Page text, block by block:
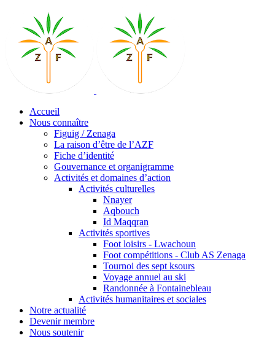
Accueil
Nous connaître
Figuig / Zenaga
La raison d’être de l’AZF
Fiche d’identité
Gouvernance et organigramme
Activités et domaines d’action
Activités culturelles
Nnayer
Aqbouch
Id Maqqran
Activités sportives
Foot loisirs - Lwachoun
Foot compétitions - Club AS Zenaga
Tournoi des sept ksours
Voyage annuel au ski
Randonnée à Fontainebleau
Activités humanitaires et sociales
Notre actualité
Devenir membre
Nous soutenir